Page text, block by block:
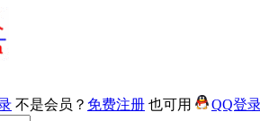
不是会员？ 免费注册 也可用 QQ登